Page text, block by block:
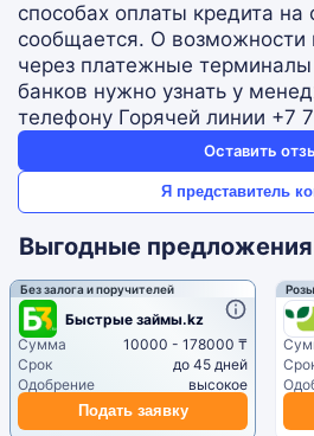
способах оплаты кредита на
сообщается. О возможности
через платежные терминалы
банков нужно узнать у
телефону Горячей линии +7
Оставить
Я представитель
Выгодные предложения
Без залога и поручителей
Быстрые займы.kz
Сумма
10000 - 178000 ₸
Срок
до 45 дней
Одобрение
высокое
Подать заявку